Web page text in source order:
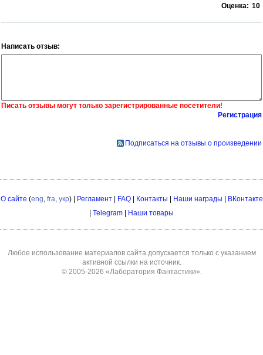
Оценка: 10
Написать отзыв:
Писать отзывы могут только зарегистрированные посетители!
Регистрация
Подписаться на отзывы о произведении
О сайте (eng fra укр) | Регламент| FAQ| Контакты | Наши награды | ВКонтакте
| Telegram | Наши товары
Любое использование материалов сайта допускается только с указанием
активной ссылки на источник.
© 2005-2026 «Лаборатория Фантастики»